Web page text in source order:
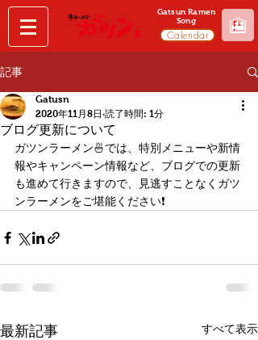
Gatsun Ramen
Song
🎦
Calendar
記事
ブログ更新について
Gatusn
2020年11月8日 読了時間: 1分
ガツンラーメン🍜では、特別メニューや新情
報やキャンペーン情報など、ブログでの更新
も進めて行きますので、見逃すことなくガツ
ンラーメンをご堪能ください❗️
最新記事 すべて表示